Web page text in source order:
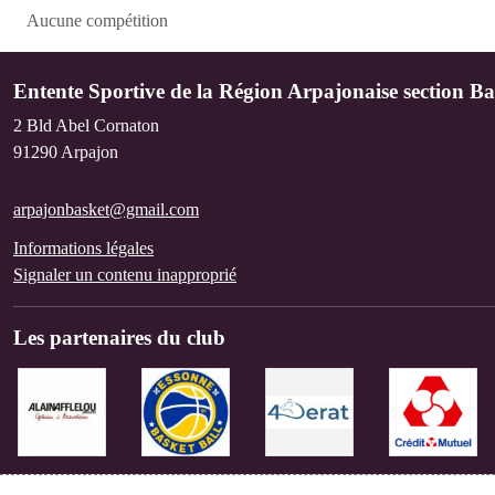
Aucune compétition
Entente Sportive de la Région Arpajonaise section
2 Bld Abel Cornaton
91290 Arpajon
arpajonbasket@gmail.com
Informations légales
Signaler un contenu inapproprié
Les partenaires du club